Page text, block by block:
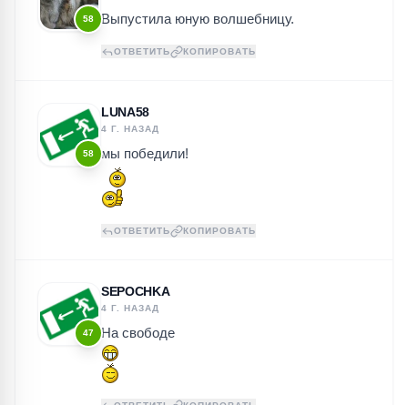
58 Выпустила юную волшебницу.
ОТВЕТИТЬ КОПИРОВАТЬ
58
LUNA58
4 Г. НАЗАД
мы победили!
ОТВЕТИТЬ КОПИРОВАТЬ
47
SEPOCHKA
4 Г. НАЗАД
На свободе